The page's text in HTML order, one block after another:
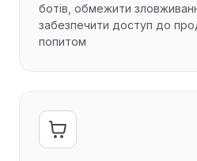
ботів, обмежити
забезпечити доступ до
попитом